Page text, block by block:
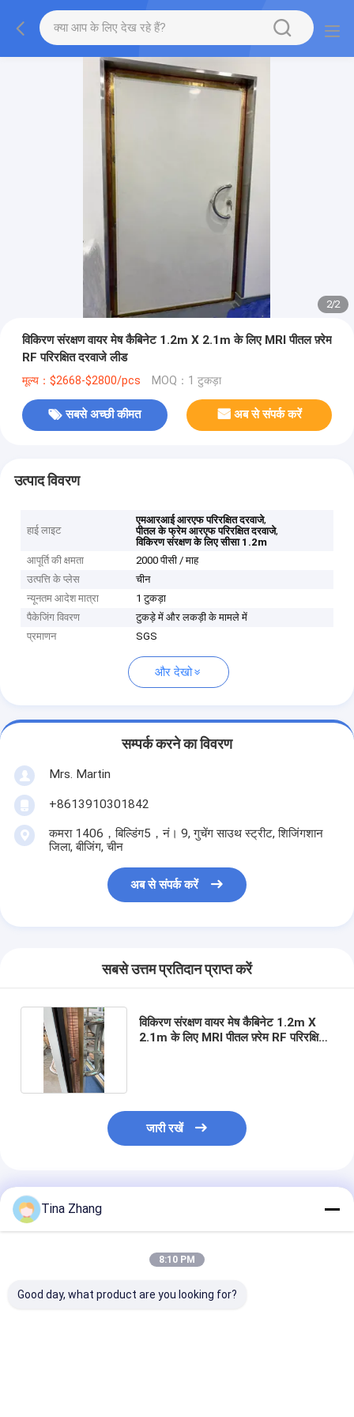
2/2
विकिरण संरक्षण वायर मेष कैबिनेट 1.2m X 2.1m के लिए MRI पीतल फ़्रेम
RF परिरक्षित दरवाजे लीड
मूल्य：$2668-$2800/pcs MOQ：1 टुकड़ा
सबसे अच्छी कीमत अब से संपर्क करें
उत्पाद विवरण
हाई लाइट
एमआरआई आरएफ परिरक्षित दरवाजे,
पीतल के फ्रेम आरएफ परिरक्षित दरवाजे,
विकिरण संरक्षण के लिए सीसा 1.2m
आपूर्ति की क्षमता
2000 पीसी / माह
उत्पत्ति के प्लेस
चीन
न्यूनतम आदेश मात्रा
1 टुकड़ा
पैकेजिंग विवरण
टुकड़े में और लकड़ी के मामले में
प्रमाणन
SGS
और देखो
सम्पर्क करने का विवरण
Mrs. Martin
+8613910301842
कमरा 1406，बिल्डिंग5，नं। 9, गुचेंग साउथ स्ट्रीट, शिजिंगशान
जिला, बीजिंग, चीन
अब से संपर्क करें
सबसे उत्तम प्रतिदान प्राप्त करें
विकिरण संरक्षण वायर मेष कैबिनेट 1.2m X
2.1m के लिए MRI पीतल फ़्रेम RF परिरक्षित
जारी रखें
अनुशंसित उत्पाद
Tina Zhang
8:10 PM
Good day, what product are you looking for?